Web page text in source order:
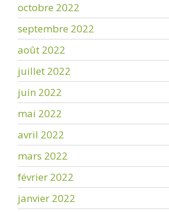
octobre 2022
septembre 2022
août 2022
juillet 2022
juin 2022
mai 2022
avril 2022
mars 2022
février 2022
janvier 2022